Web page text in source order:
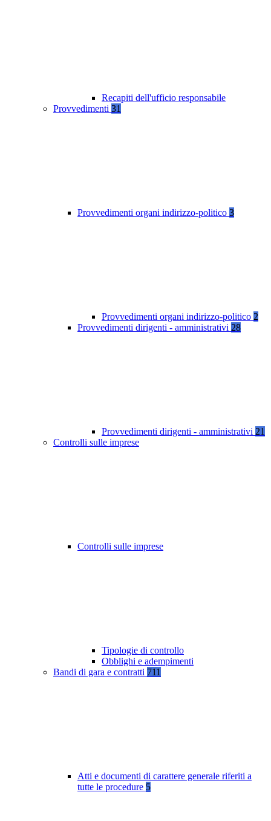
Recapiti dell'ufficio responsabile
Provvedimenti 31
Provvedimenti organi indirizzo-politico 3
Provvedimenti organi indirizzo-politico 2
Provvedimenti dirigenti - amministrativi 28
Provvedimenti dirigenti - amministrativi 21
Controlli sulle imprese
Controlli sulle imprese
Tipologie di controllo
Obblighi e adempimenti
Bandi di gara e contratti 711
Atti e documenti di carattere generale riferiti a
tutte le procedure 5